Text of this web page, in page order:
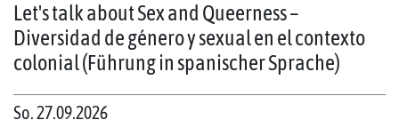
Let's talk about Sex and Queerness –
Diversidad de género y sexual en el contexto
colonial (Führung in spanischer Sprache)
So. 27.09.2026